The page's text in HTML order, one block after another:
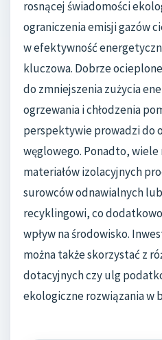
rosnącej świadomości
ograniczenia emisji gazów
w efektywność
kluczowa. Dobrze
do zmniejszenia zużycia
ogrzewania i chłodzenia
perspektywie prowadzi do
węglowego. Ponadto, wiele
materiałów izolacyjnych
surowców odnawialnych
recyklingowi, co
wpływ na środowisko.
można także skorzystać z
dotacyjnych czy ulg
ekologiczne rozwiązania w